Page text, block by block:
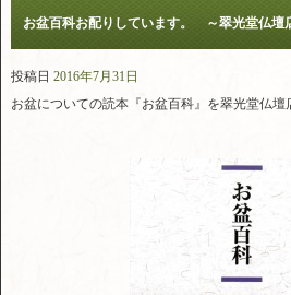
お盆百科お配りしています。 ～翠光堂仏壇
投稿日 2016年7月31日
お盆についての読本『お盆百科』を翠光堂仏壇